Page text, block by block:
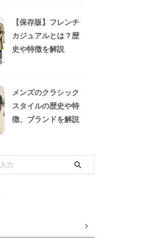
【保存版】フレンチ
カジュアルとは？歴
史や特徴を解説
メンズのクラシック
スタイルの歴史や特
徴、ブランドを解説